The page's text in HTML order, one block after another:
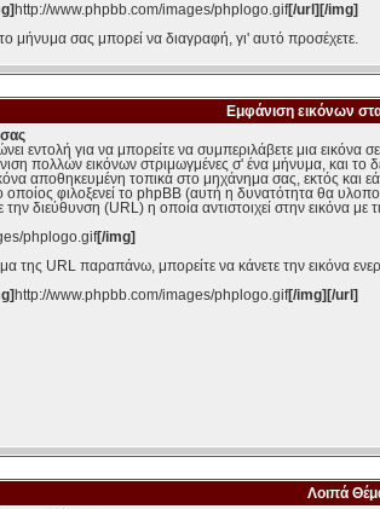
http://www.phpbb.com/images/phplogo.gif[/url][/img]
μήνυμα σας μπορεί να διαγραφή, γι' αυτό προσέχετε.
Εμφάνιση εικόνων
εντολή για να μπορείτε να συμπεριλάβετε μια
πολλών εικόνων στριμωγμένες σ' ένα μήνυμα, και το
αποθηκευμένη τοπικά στο μηχάνημα σας, εκτός και
οποίος φιλοξενεί το phpBB (αυτή η δυνατότητα θα
την διεύθυνση (URL) η οποία αντιστοιχεί στην εικόνα με
phplogo.gif[/img]
της URL παραπάνω, μπορείτε να κάνετε την εικόνα
http://www.phpbb.com/images/phplogo.gif[/img][/url]
Λοιπά